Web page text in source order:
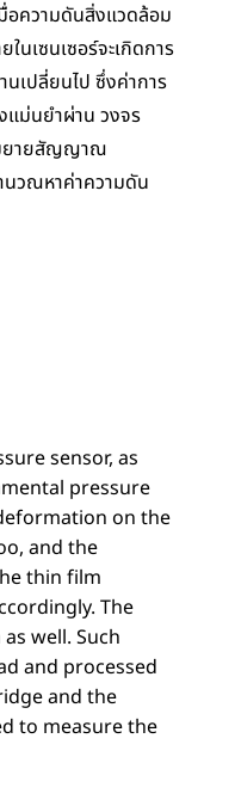
อความดันสิ่งแวดล้อม
นเซนเซอร์จะเกิดการ
เปลี่ยนไป ซึ่งค่าการ
แม่นยำผ่าน วงจร
ยายสัญญาณ
วณหาค่าความดัน
sensor, as
pressure
on the
and the
thin film
The
well. Such
and processed
and the
to measure the